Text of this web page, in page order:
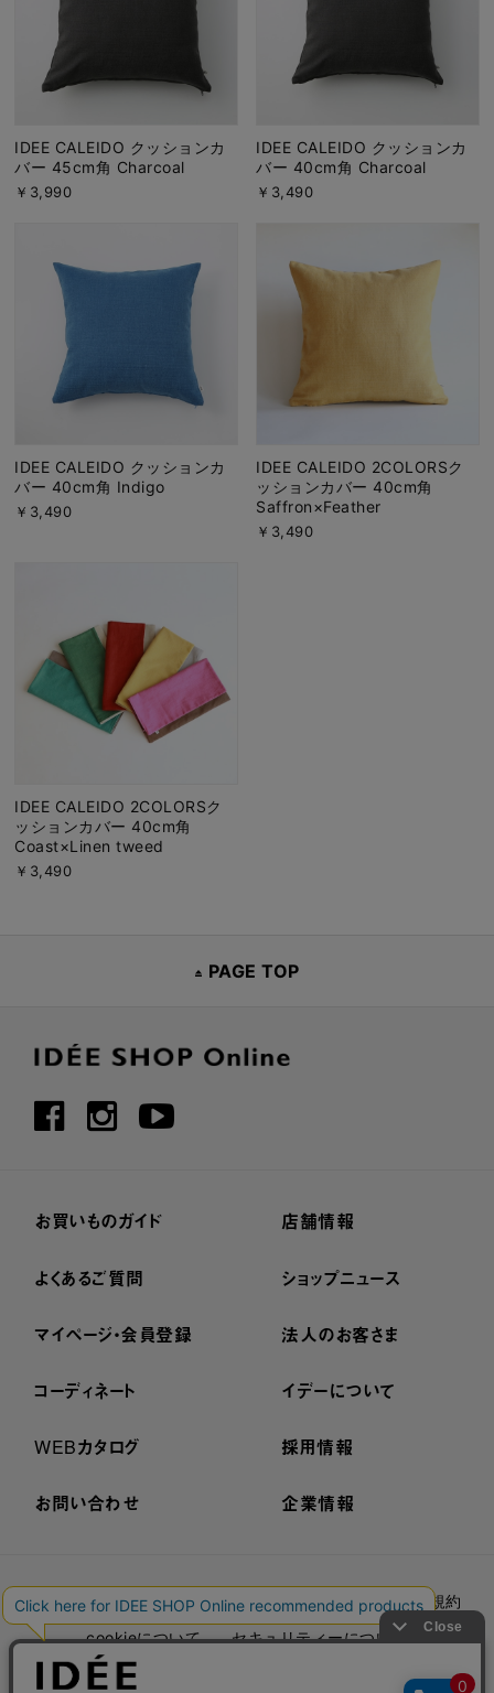
IDEE CALEIDO クッションカ
バー 45cm角 Charcoal
￥3,990
IDEE CALEIDO クッションカ
バー 40cm角 Charcoal
￥3,490
IDEE CALEIDO クッションカ
バー 40cm角 Indigo
￥3,490
IDEE CALEIDO 2COLORSク
ッションカバー 40cm角
Saffron×Feather
￥3,490
IDEE CALEIDO 2COLORSク
ッションカバー 40cm角
Coast×Linen tweed
￥3,490
PAGE TOP
お買いものガイド
よくあるご質問
マイページ・会員登録
コーディネート
WEBカタログ
お問い合わせ
店舗情報
ショップニュース
法人のお客さま
イデーについて
採用情報
企業情報
プライバシーポリシー 外部送信ポリシー
ご利用規約
cookieについて
セキュリティーについて
特定商取引法に基づく表示
古物営業法に基づく表示